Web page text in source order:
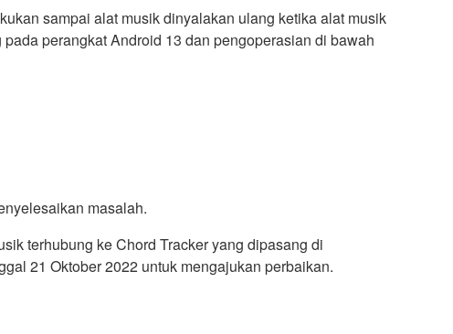
sampai alat musik dinyalakan ulang ketika alat musik
perangkat Android 13 dan pengoperasian di bawah
masalah.
terhubung ke Chord Tracker yang dipasang di
21 Oktober 2022 untuk mengajukan perbaikan.